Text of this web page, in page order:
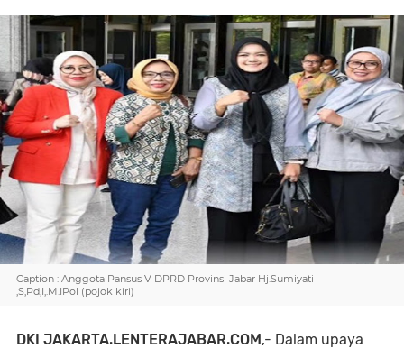
Caption : Anggota Pansus V DPRD Provinsi Jabar Hj.Sumiyati
,S,Pd,I,.M.IPol (pojok kiri)
DKI JAKARTA.LENTERAJABAR.COM,- Dalam upaya